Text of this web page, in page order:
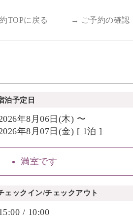
TOPに戻る → ご予約の確認
泊予定日
年8月06日(木) 〜
年8月07日(金) [ 1泊 ]
満室です
ェックイン/チェックアウト
/ 10:00